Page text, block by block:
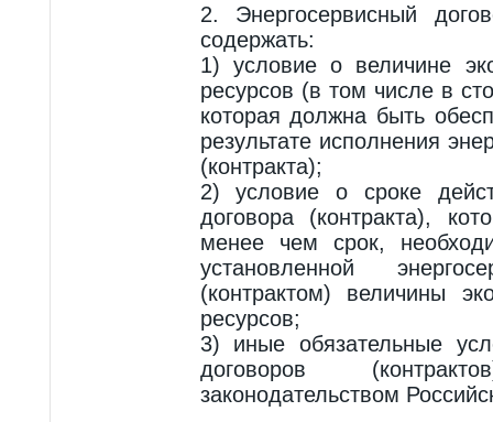
2. Энергосервисный
содержать:
1) условие о величине
ресурсов (в том числе в
которая должна быть
результате исполнения
(контракта);
2) условие о сроке
договора (контракта),
менее чем срок,
установленной
(контрактом) величины
ресурсов;
3) иные обязательные
договоров
законодательством